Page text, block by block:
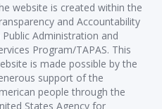
website is created within the
and Accountability
Public Administration and
Program/TAPAS. This
is made possible by the
support of the
people through the
States Agency for